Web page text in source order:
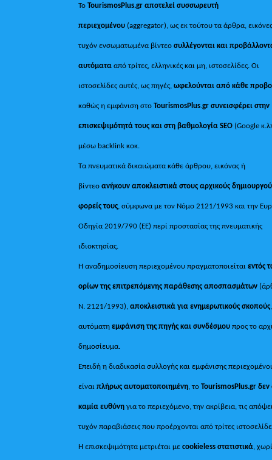
ΤοTourismosPlus.gr αποτελεί συσσωρευτή
περιεχομένου (aggregator), ως εκ τούτου τα άρθρα,
τυχόν ενσωματωμένα βίντεοσυλλέγονται και
αυτόματααπό τρίτες, ελληνικές και μη, ιστοσελίδες. Οι
ιστοσελίδες αυτές, ως πηγές,ωφελούνται από κάθε
καθώς η εμφάνιση στοTourismosPlus.gr συνεισφέρει στην
επισκεψιμότητά τους και στη βαθμολογία SEO (Google
μέσω backlink κοκ.
Τα πνευματικά δικαιώματα κάθε άρθρου, εικόνας ή
βίντεοανήκουν αποκλειστικά στους αρχικούς
φορείς τους, σύμφωνα με τον Νόμο 2121/1993 και την
Οδηγία 2019/790 (ΕΕ) περί προστασίας της πνευματικής
ιδιοκτησίας.
Η αναδημοσίευση περιεχομένου πραγματοποιείταιεντός
ορίων της επιτρεπόμενης παράθεσης αποσπασμάτων
Ν. 2121/1993), αποκλειστικά για ενημερωτικούς σκοπούς
αυτόματηεμφάνιση της πηγής και συνδέσμου προς το
δημοσίευμα.
Επειδή η διαδικασία συλλογής και εμφάνισης
είναιπλήρως αυτοματοποιημένη, τοTourismosPlus.gr δεν
καμία ευθύνη για το περιεχόμενο, την ακρίβεια, τις
τυχόν παραβιάσεις που προέρχονται από τρίτες
Η επισκεψιμότητα μετριέται μεcookieless στατιστικά,